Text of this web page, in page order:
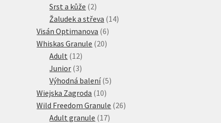
Srst a kůže 22
produkty
Žaludek a střeva 1414
Visán Optimanova 66
produktů
Whiskas Granule 2020
Adult 1212
produktů
Junior 33
produkty
Výhodná balení 55
Wiejska Zagroda 1010
produktů
Wild Freedom Granule 2626
Adult granule 1717